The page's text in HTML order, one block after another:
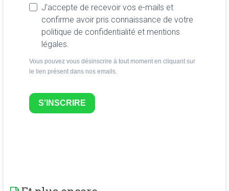
J'accepte de recevoir vos e-mails et
confirme avoir pris connaissance de votre
politique de confidentialité et mentions
légales.
Vous pouvez vous désinscrire à tout moment en cliquant sur
le lien présent dans nos emails.
S'INSCRIRE